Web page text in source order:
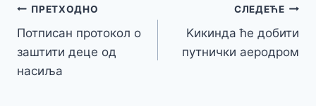
Кретање
чланка
ПРЕТХОДНО
Потписан протокол о
заштити деце од
насиља
СЛЕДЕЋЕ
Kикинда ће добити
путнички аеродром